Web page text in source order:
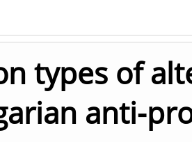
types of
anti-